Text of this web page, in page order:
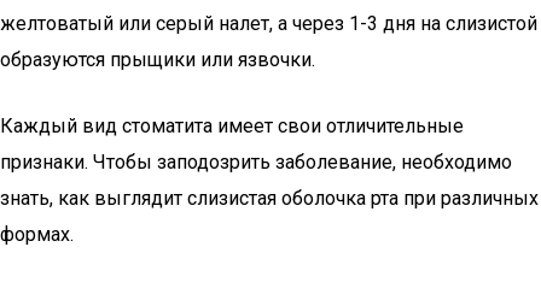
желтоватый или серый налет, а через 1-3 дня на слизистой
образуются прыщики или язвочки.
Каждый вид стоматита имеет свои отличительные
признаки. Чтобы заподозрить заболевание, необходимо
знать, как выглядит слизистая оболочка рта при различных
формах.